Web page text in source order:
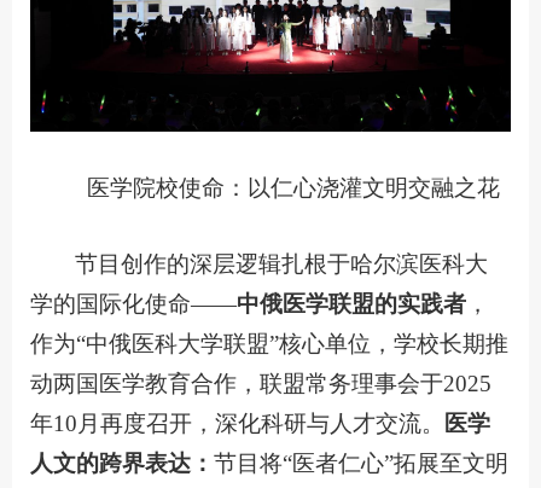
医学院校使命：以仁心浇灌文明交融之花
节目创作的深层逻辑扎根于哈尔滨医科大
学的国际化使命——中俄医学联盟的实践者 ，
作为“中俄医科大学联盟”核心单位，学校长期推
动两国医学教育合作，联盟常务理事会于2025
年10月再度召开，深化科研与人才交流。
医学
人文的跨界表达 ： 节目将“医者仁心”拓展至文明